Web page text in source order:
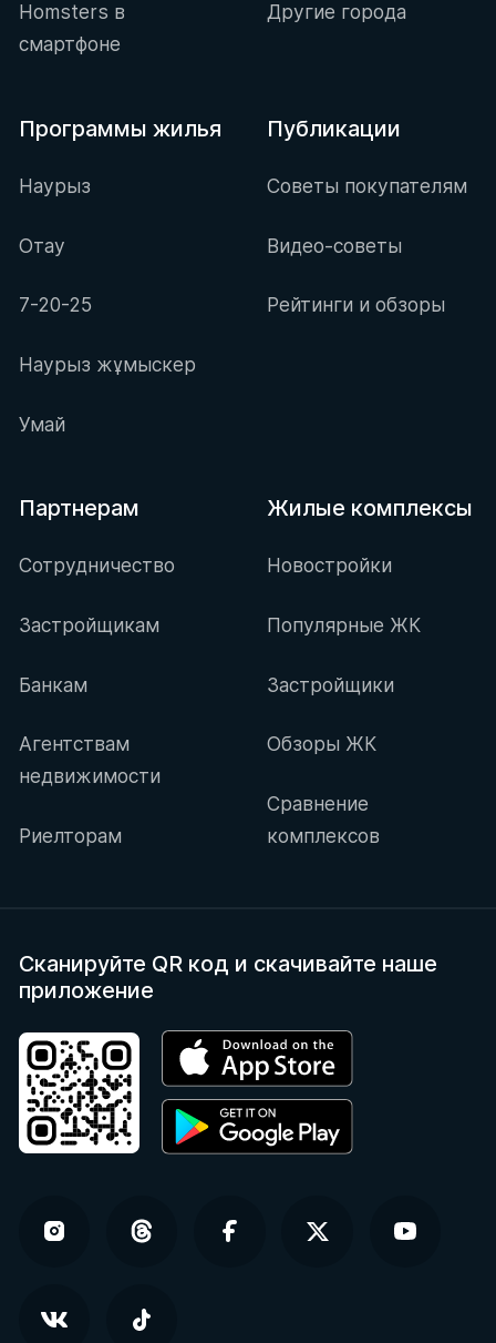
Homsters в
смартфоне
Другие города
Программы жилья
Наурыз
Отау
7-20-25
Наурыз жұмыскер
Умай
Публикации
Советы покупателям
Видео-советы
Рейтинги и обзоры
Партнерам
Сотрудничество
Застройщикам
Банкам
Агентствам
недвижимости
Риелторам
Жилые комплексы
Новостройки
Популярные ЖК
Застройщики
Обзоры ЖК
Сравнение
комплексов
Сканируйте QR код и скачивайте наше
приложение